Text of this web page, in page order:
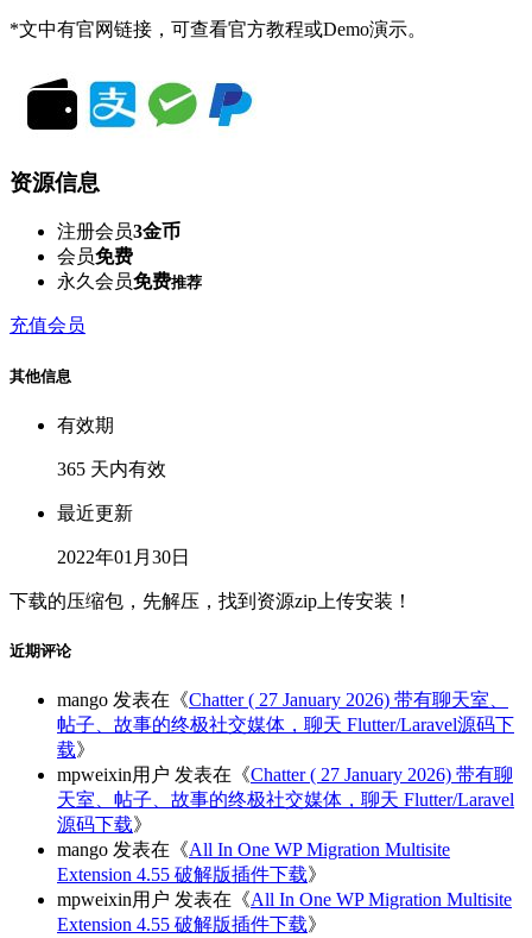
*文中有官网链接，可查看官方教程或Demo演示。
资源信息
注册会员3金币
会员免费
永久会员免费推荐
充值会员
其他信息
有效期
365 天内有效
最近更新
2022年01月30日
下载的压缩包，先解压，找到资源zip上传安装！
近期评论
mango 发表在《Chatter ( 27 January 2026) 带有聊天室、
帖子、故事的终极社交媒体，聊天 Flutter/Laravel源码下
载》
mpweixin用户 发表在《Chatter ( 27 January 2026) 带有聊
天室、帖子、故事的终极社交媒体，聊天 Flutter/Laravel
源码下载》
mango 发表在《All In One WP Migration Multisite
Extension 4.55 破解版插件下载》
mpweixin用户 发表在《All In One WP Migration Multisite
Extension 4.55 破解版插件下载》